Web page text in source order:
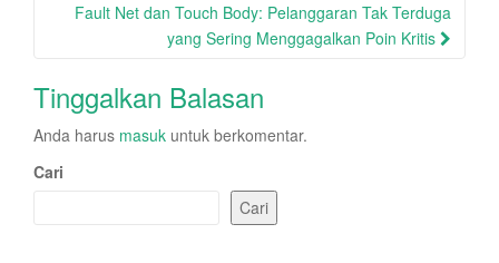
Fault Net dan Touch Body: Pelanggaran Tak Terduga
yang Sering Menggagalkan Poin Kritis
Tinggalkan Balasan
Anda harus masuk untuk berkomentar.
Cari
Cari